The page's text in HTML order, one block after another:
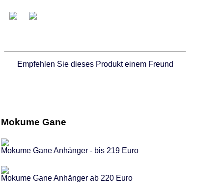
Empfehlen Sie dieses Produkt einem Freund
Mokume Gane
Mokume Gane Anhänger - bis 219 Euro
Mokume Gane Anhänger ab 220 Euro